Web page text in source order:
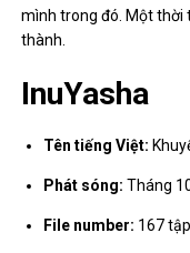
mình trong đó. Một thời
thành.
InuYasha
Tên tiếng Việt:
Phát sóng:Tháng
File number: 167